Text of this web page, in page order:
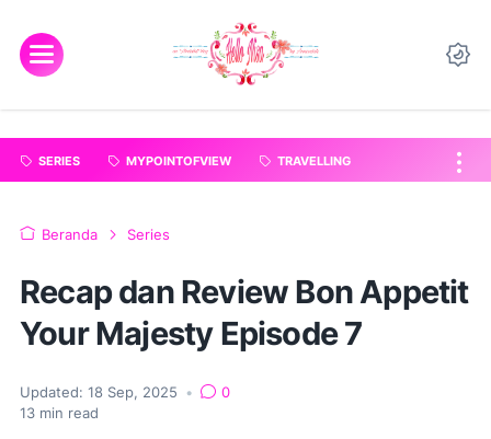
SERIES MYPOINTOFVIEW TRAVELLING
Beranda Series
Recap dan Review Bon Appetit
Your Majesty Episode 7
Updated: 18 Sep, 2025 •
0
13 min read